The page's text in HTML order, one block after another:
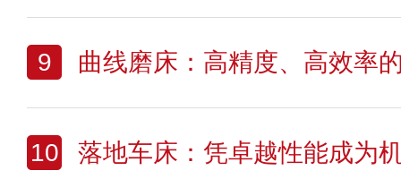
9 曲线磨床：高精度、高效率
10 落地车床：凭卓越性能成为